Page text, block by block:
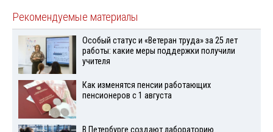
Рекомендуемые материалы
Особый статус и «Ветеран труда» за 25 лет
работы: какие меры поддержки получили
учителя
Как изменятся пенсии работающих
пенсионеров с 1 августа
В Петербурге создают лабораторию